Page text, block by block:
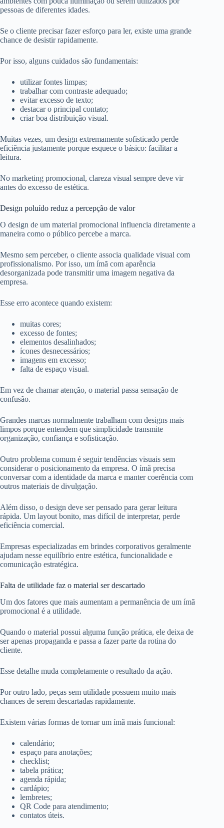
pessoas de diferentes idades.
Se o cliente precisar fazer esforço para ler, existe uma grande
chance de desistir rapidamente.
Por isso, alguns cuidados são fundamentais:
utilizar fontes limpas;
trabalhar com contraste adequado;
evitar excesso de texto;
destacar o principal contato;
criar boa distribuição visual.
Muitas vezes, um design extremamente sofisticado perde
eficiência justamente porque esquece o básico: facilitar a
leitura.
No marketing promocional, clareza visual sempre deve vir
antes do excesso de estética.
Design poluído reduz a percepção de valor
O design de um material promocional influencia diretamente a
maneira como o público percebe a marca.
Mesmo sem perceber, o cliente associa qualidade visual com
profissionalismo. Por isso, um ímã com aparência
desorganizada pode transmitir uma imagem negativa da
empresa.
Esse erro acontece quando existem:
muitas cores;
excesso de fontes;
elementos desalinhados;
ícones desnecessários;
imagens em excesso;
falta de espaço visual.
Em vez de chamar atenção, o material passa sensação de
confusão.
Grandes marcas normalmente trabalham com designs mais
limpos porque entendem que simplicidade transmite
organização, confiança e sofisticação.
Outro problema comum é seguir tendências visuais sem
considerar o posicionamento da empresa. O ímã precisa
conversar com a identidade da marca e manter coerência com
outros materiais de divulgação.
Além disso, o design deve ser pensado para gerar leitura
rápida. Um layout bonito, mas difícil de interpretar, perde
eficiência comercial.
Empresas especializadas em brindes corporativos geralmente
ajudam nesse equilíbrio entre estética, funcionalidade e
comunicação estratégica.
Falta de utilidade faz o material ser descartado
Um dos fatores que mais aumentam a permanência de um ímã
promocional é a utilidade.
Quando o material possui alguma função prática, ele deixa de
ser apenas propaganda e passa a fazer parte da rotina do
cliente.
Esse detalhe muda completamente o resultado da ação.
Por outro lado, peças sem utilidade possuem muito mais
chances de serem descartadas rapidamente.
Existem várias formas de tornar um ímã mais funcional:
calendário;
espaço para anotações;
checklist;
tabela prática;
agenda rápida;
cardápio;
lembretes;
QR Code para atendimento;
contatos úteis.